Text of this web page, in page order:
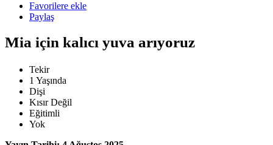
Favorilere ekle
Paylaş
Mia için kalıcı yuva arıyoruz
Tekir
1 Yaşında
Dişi
Kısır Değil
Eğitimli
Yok